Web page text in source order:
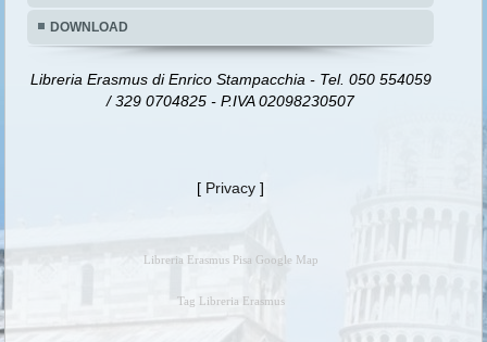
DOWNLOAD
Libreria Erasmus di Enrico Stampacchia - Tel. 050 554059
/ 329 0704825 - P.IVA 02098230507
[ Privacy ]
Libreria Erasmus Pisa Google Map
Tag Libreria Erasmus